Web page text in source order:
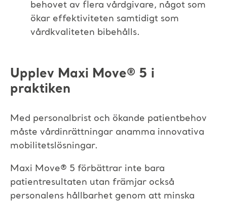
behovet av flera vårdgivare, något som
ökar effektiviteten samtidigt som
vårdkvaliteten bibehålls.
Upplev Maxi Move® 5 i
praktiken
Med personalbrist och ökande patientbehov
måste vårdinrättningar anamma innovativa
mobilitetslösningar.
Maxi Move® 5 förbättrar inte bara
patientresultaten utan främjar också
personalens hållbarhet genom att minska